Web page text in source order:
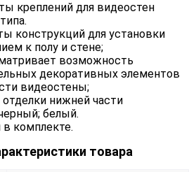
креплений для видеостен
конструкций для установки
к полу и стене;
возможность
декоративных элементов
видеостены;
нижней части
белый.
комплекте.
товара